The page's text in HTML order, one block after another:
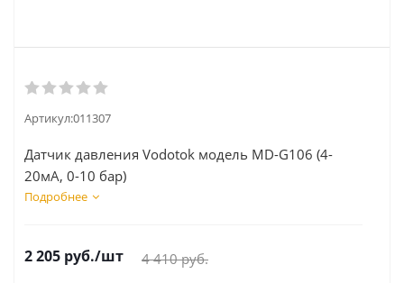
Артикул:011307
Датчик давления Vodotok модель MD-G106 (4-
20мА, 0-10 бар)
Подробнее
2 205 руб./шт 4 410руб.